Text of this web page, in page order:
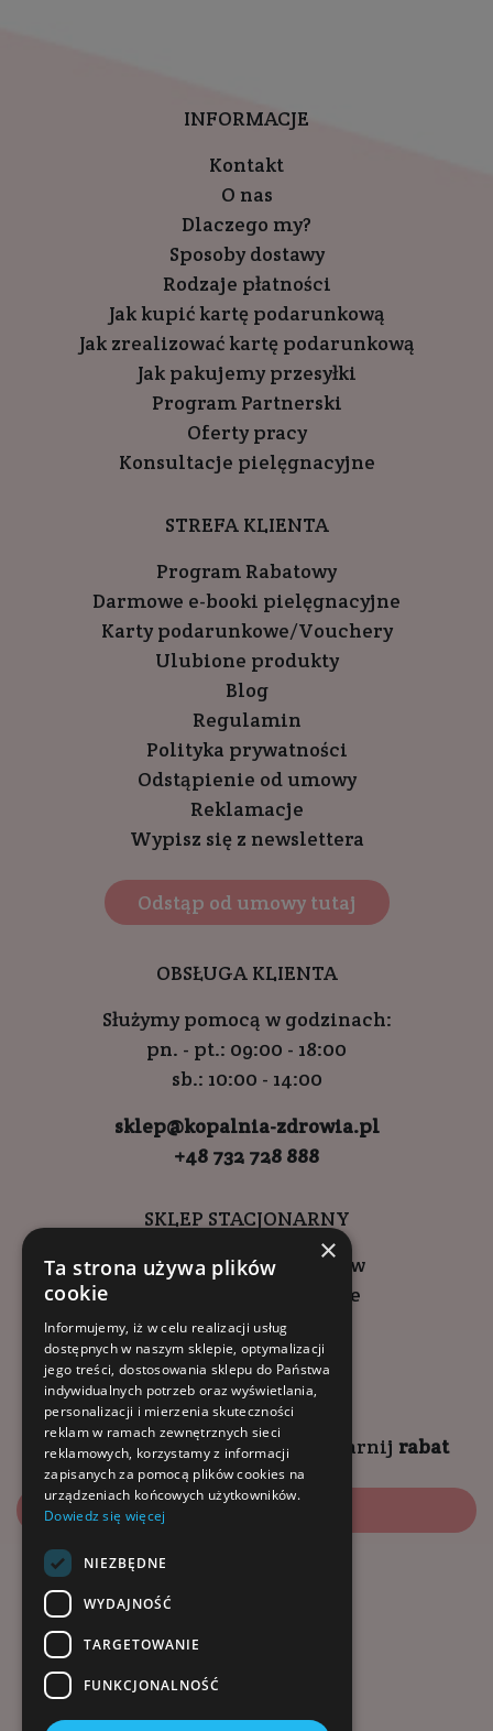
INFORMACJE
Kontakt
O nas
Dlaczego my?
Sposoby dostawy
Rodzaje płatności
Jak kupić kartę podarunkową
Jak zrealizować kartę podarunkową
Jak pakujemy przesyłki
Program Partnerski
Oferty pracy
Konsultacje pielęgnacyjne
STREFA KLIENTA
Program Rabatowy
Darmowe e-booki pielęgnacyjne
Karty podarunkowe/Vouchery
Ulubione produkty
Blog
Regulamin
Polityka prywatności
Odstąpienie od umowy
Reklamacje
Wypisz się z newslettera
Odstąp od umowy tutaj
OBSŁUGA KLIENTA
Służymy pomocą w godzinach:
pn. - pt.: 09:00 - 18:00
sb.: 10:00 - 14:00
sklep@kopalnia-zdrowia.pl
+48 732 728 888
SKLEP STACJONARNY
ul. Wadowicka 6, Kraków
Kompleks Buma Square
godziny otwarcia:
9:00 - 18:00 (pon-pt)
10:00 - 14:00 (sob)
Zapisz się naNEWSLETTER zgarnij rabat
Zapisz się
×
Ta strona używa plików
cookie
Informujemy, iż w celu realizacji usług
dostępnych w naszym sklepie, optymalizacji
jego treści, dostosowania sklepu do Państwa
indywidualnych potrzeb oraz wyświetlania,
personalizacji i mierzenia skuteczności
reklam w ramach zewnętrznych sieci
reklamowych, korzystamy z informacji
zapisanych za pomocą plików cookies na
urządzeniach końcowych użytkowników.
Dowiedz się więcej
NIEZBĘDNE
WYDAJNOŚĆ
TARGETOWANIE
FUNKCJONALNOŚĆ